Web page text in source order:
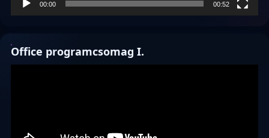
00:00 00:52
Office programcsomag I.